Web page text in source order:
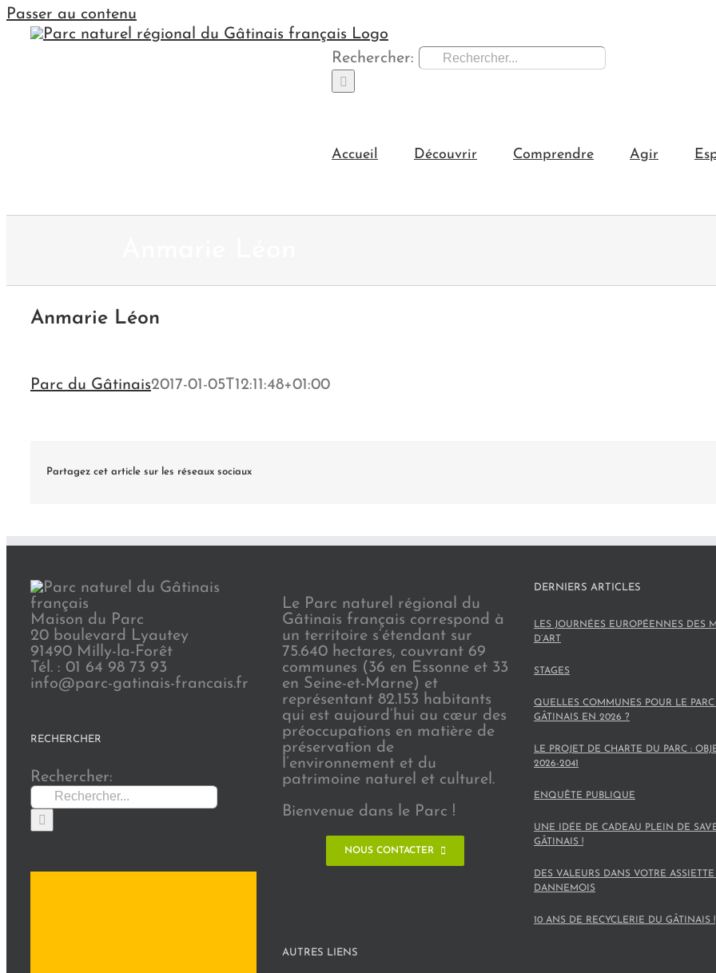
Passer au contenu
Rechercher:
Accueil Découvrir Comprendre Agir
Anmarie Léon
Parc du Gâtinais2017-01-05T12:11:48+01:00
Partagez cet article sur les réseaux sociaux
Maison du Parc
20 boulevard Lyautey
91490 Milly-la-Forêt
Tél. : 01 64 98 73 93
info@parc-gatinais-francais.fr
RECHERCHER
Rechercher:
Le Parc naturel régional du
Gâtinais français correspond à
un territoire s’étendant sur
75.640 hectares, couvrant 69
communes (36 en Essonne et 33
en Seine-et-Marne) et
représentant 82.153 habitants
qui est aujourd’hui au cœur des
préoccupations en matière de
préservation de
l’environnement et du
patrimoine naturel et culturel.
Bienvenue dans le Parc !
NOUS CONTACTER
DERNIERS ARTICLES
LES JOURNÉES EUROPÉENNES DES
D’ART
STAGES
QUELLES COMMUNES POUR LE PARC
GÂTINAIS EN 2026 ?
LE PROJET DE CHARTE DU PARC :
2026-2041
ENQUÊTE PUBLIQUE
UNE IDÉE DE CADEAU PLEIN DE
GÂTINAIS !
DES VALEURS DANS VOTRE
DANNEMOIS
10 ANS DE RECYCLERIE DU GÂTINAIS !
AUTRES LIENS